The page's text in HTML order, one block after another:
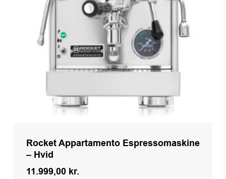
Rocket Appartamento Espressomaskine
– Hvid
11.999,00 kr.